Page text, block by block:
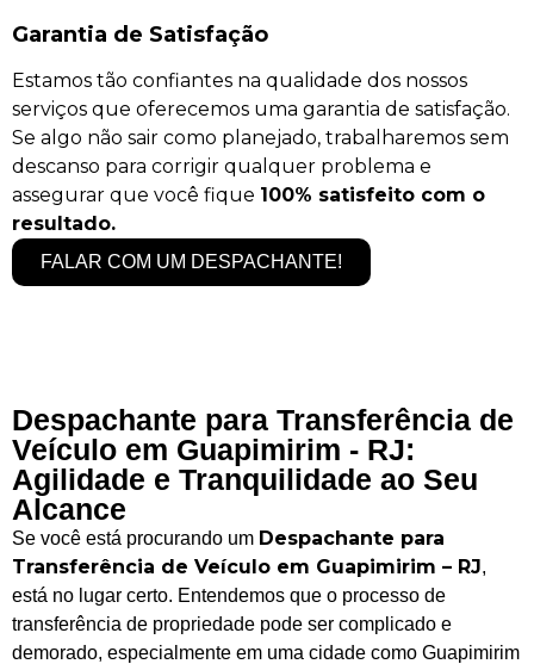
Garantia de Satisfação
Estamos tão confiantes na qualidade dos nossos
serviços que oferecemos uma garantia de satisfação.
Se algo não sair como planejado, trabalharemos sem
descanso para corrigir qualquer problema e
assegurar que você fique 100% satisfeito com o
resultado.
FALAR COM UM DESPACHANTE!
Despachante para Transferência de
Veículo em Guapimirim - RJ:
Agilidade e Tranquilidade ao Seu
Alcance
Se você está procurando um Despachante para
Transferência de Veículo em Guapimirim – RJ,
está no lugar certo. Entendemos que o processo de
transferência de propriedade pode ser complicado e
demorado, especialmente em uma cidade como Guapimirim